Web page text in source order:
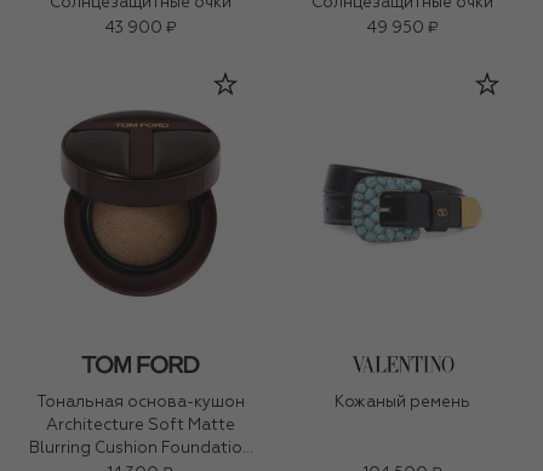
43 900 ₽
49 950 ₽
Тональная основа-кушон
Architecture Soft Matte
Blurring Cushion Foundation
Кожаный ремень